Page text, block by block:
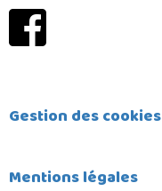
Gestion des cookies
Mentions légales